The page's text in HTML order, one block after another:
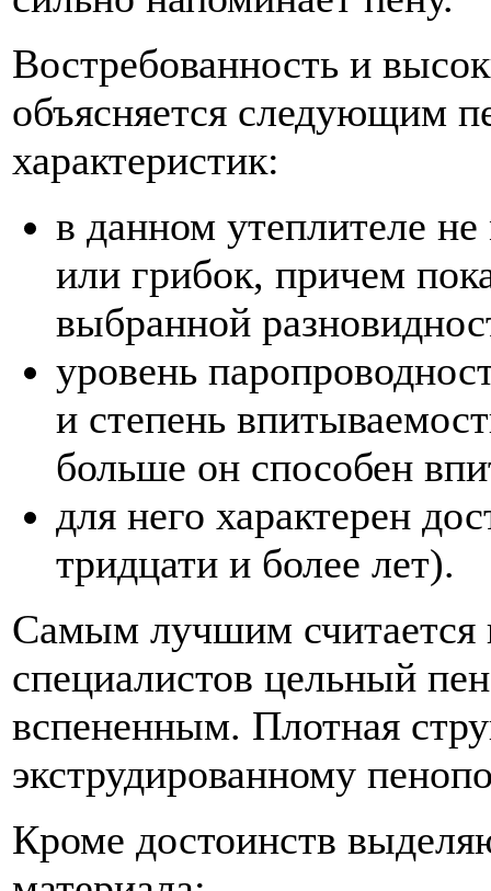
Востребованность и
объясняется следующим
характеристик:
в данном утеплителе
или грибок, причем
выбранной
уровень
и степень
больше он способен
для него характерен
тридцати и более лет).
Самым лучшим
специалистов цельный
вспененным. Плотная
экструдированному
Кроме достоинств